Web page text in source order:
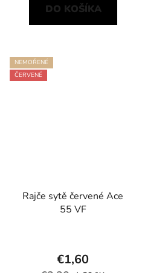
DO KOŠÍKA
NEMOŘENÉ
ČERVENÉ
Rajče sytě červené Ace
55 VF
€1,60